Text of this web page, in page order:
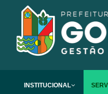
INSTITUCIONAL